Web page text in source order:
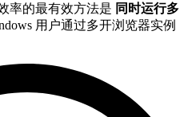
率的最有效方法是 同时运行多
用户通过多开浏览器实例